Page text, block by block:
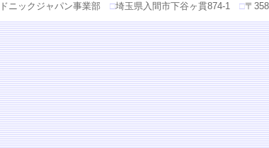
ドニックジャパン事業部 □埼玉県入間市下谷ヶ貫874-1 □〒